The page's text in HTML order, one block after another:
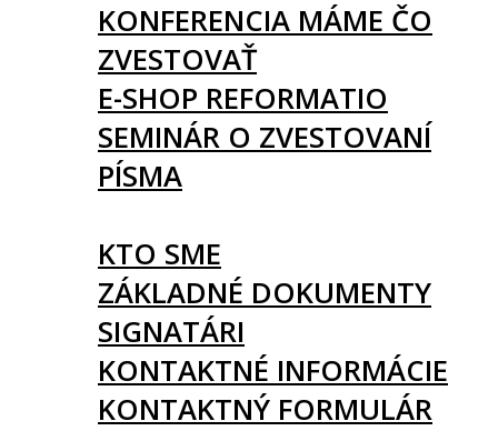
KONFERENCIA MÁME ČO
ZVESTOVAŤ
E-SHOP REFORMATIO
SEMINÁR O ZVESTOVANÍ
PÍSMA
KTO SME
ZÁKLADNÉ DOKUMENTY
SIGNATÁRI
KONTAKTNÉ INFORMÁCIE
KONTAKTNÝ FORMULÁR